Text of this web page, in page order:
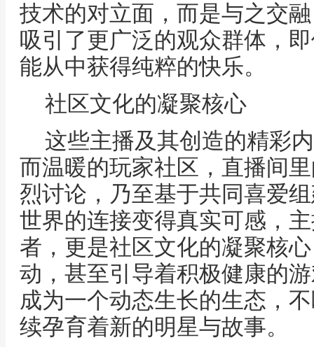
技术的对立面，而是与之交
吸引了更广泛的观众群体，
能从中获得纯粹的快乐。
社区文化的凝聚核心
这些主播及其创造的精彩
而温暖的玩家社区，直播间
烈讨论，乃至基于共同喜爱
世界的连接变得真实可感，
者，更是社区文化的凝聚核
动，甚至引导着积极健康的
成为一个动态生长的生态，
续孕育着新的明星与故事。